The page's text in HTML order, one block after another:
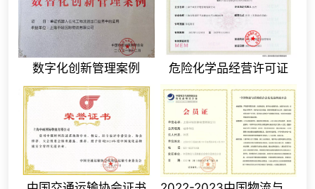
数字化创新管理案例 危险化学品经营许可证